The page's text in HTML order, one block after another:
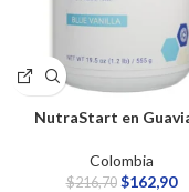
NutraStart en
Colombia
$216,70 $162,90